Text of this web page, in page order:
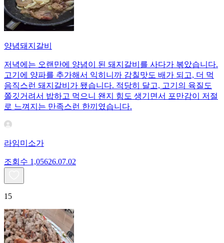
양념돼지갈비
저녁에는 오랜만에 양념이 된 돼지갈비를 사다가 볶았습니다.
고기에 양파를 추가해서 익히니까 감칠맛도 배가 되고, 더 먹
음직스런 돼지갈비가 됐습니다. 적당히 달고, 고기의 육질도
쫄깃거려서 밥하고 먹으니 왠지 힘도 생기면서 포만감이 저절
로 느껴지는 만족스런 한끼였습니다.
라임미소가
조회수 1,05626.07.02
15